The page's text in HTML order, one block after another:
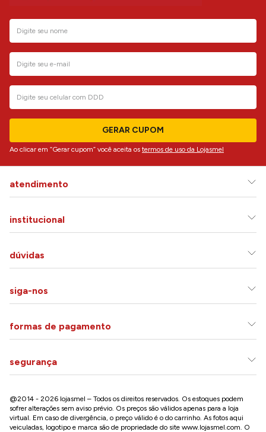
GERAR CUPOM
Ao clicar em “Gerar cupom” você aceita os termos de uso da Lojasmel
atendimento
institucional
dúvidas
siga-nos
formas de pagamento
segurança
@2014 - 2026 lojasmel – Todos os direitos reservados. Os estoques podem
sofrer alterações sem aviso prévio. Os preços são válidos apenas para a loja
virtual. Em caso de divergência, o preço válido é o do carrinho. As fotos aqui
veiculadas, logotipo e marca são de propriedade do site www.lojasmel.com. O